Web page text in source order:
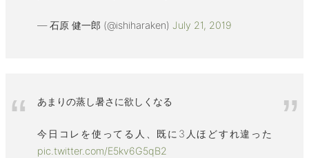
— 石原 健一郎 (@ishiharaken)July 21, 2019
あまりの蒸し暑さに欲しくなる
今日コレを使ってる人、既に3人ほどすれ違った
pic.twitter.com/E5kv6G5qB2